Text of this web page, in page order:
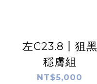
左C23.8丨狙黑
穩膚組
NT$5,000